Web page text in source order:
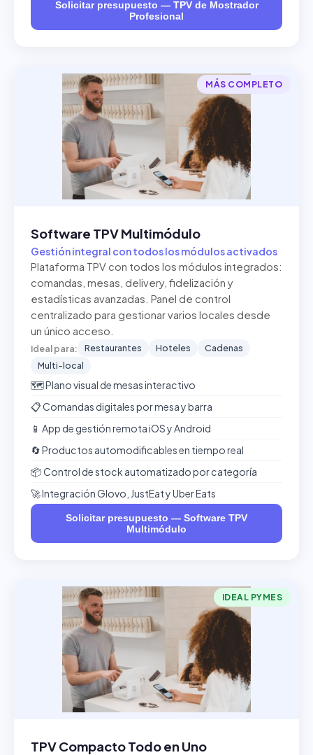
Solicitar presupuesto — TPV de Mostrador
Profesional
MÁS COMPLETO
Software TPV Multimódulo
Gestión integral con todos los módulos activados
Plataforma TPV con todos los módulos integrados:
comandas, mesas, delivery, fidelización y
estadísticas avanzadas. Panel de control
centralizado para gestionar varios locales desde
un único acceso.
Ideal para: Restaurantes Hoteles
Cadenas
Multi-local
🗺️ Plano visual de mesas interactivo
📋 Comandas digitales por mesa y barra
📱 App de gestión remota iOS y Android
🔄 Productos automodificables en tiempo real
📦 Control de stock automatizado por categoría
🚀 Integración Glovo, JustEat y Uber Eats
Solicitar presupuesto — Software TPV
Multimódulo
IDEAL PYMES
TPV Compacto Todo en Uno